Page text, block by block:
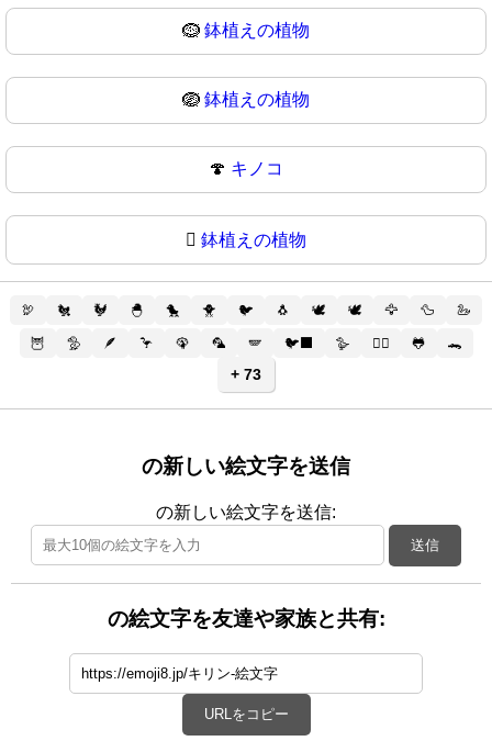
🪹 鉢植えの植物
🪺 鉢植えの植物
🍄 キノコ
🪾 鉢植えの植物
🦃 🐔 🐓 🐣 🐤 🐥 🐦 🐧 🕊️ 🕊 🦅 🦆
🦢
🦉
🦤 🪶 🦩 🦚 🦜 🪽 🐦‍⬛ 🪿 🐦‍🔥 🐸 🐊
+ 73
の新しい絵文字を送信
の新しい絵文字を送信:
送信
の絵文字を友達や家族と共有:
URLをコピー